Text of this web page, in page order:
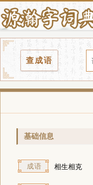
查成语
基础信息
成语 相生相克